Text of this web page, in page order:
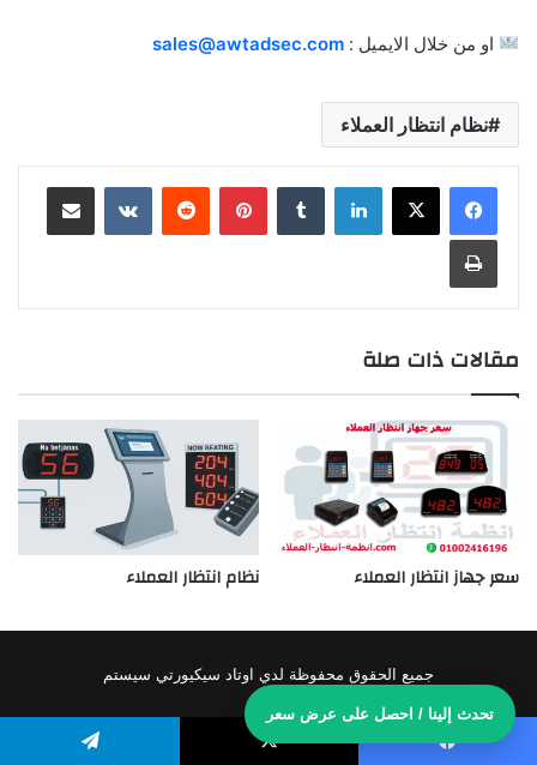
او من خلال الايميل :sales@awtadsec.com
نظام انتظار العملاء
لينكدإن بينتيريست
مقالات ذات صلة
سعر جهاز انتظار العملاء نظام انتظار العملاء
جميع الحقوق محفوظة لدي اوتاد سيكيورتي سيستم
تحدث إلينا / احصل على عرض سعر